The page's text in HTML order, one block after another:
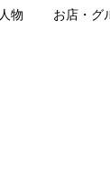
人物 お店・グ